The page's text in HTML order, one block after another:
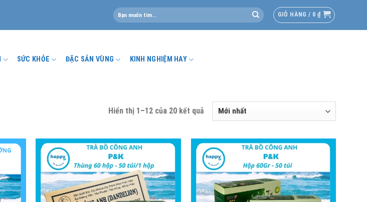
Tìm
kiếm:
GIỎ HÀNG / 0 ₫
SỨC KHỎE ĐẶC SẢN VÙNG KINH NGHIỆM HAY
Hiển thị 1–12 của 20 kết quả